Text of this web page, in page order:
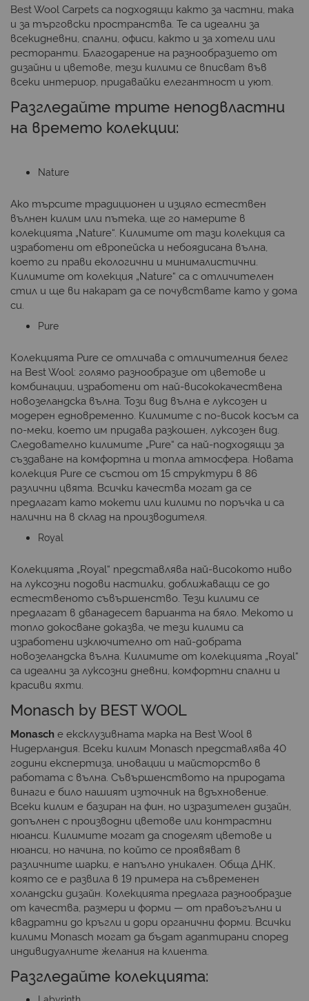
Best Wool Carpetsса подходящи както за частни, така
и за търговски пространства. Те са идеални за
всекидневни, спални, офиси, както и за хотели или
ресторанти. Благодарение на разнообразието от
дизайни и цветове, тези килими се вписват във
всеки интериор, придавайки елегантност и уют.
Разгледайте трите неподвластни
на времето колекции:
Nature
Ако търсите традиционен и изцяло естествен
вълнен килим или пътека, ще го намерите в
колекцията „Nature“. Килимите от тази колекция са
изработени от европейска и небоядисана вълна,
което ги прави екологични и минималистични.
Килимите от колекция „Nature“ са с отличителен
стил и ще ви накарат да се почувствате като у дома
си.
Pure
Колекцията Pure се отличава с отличителния белег
на Best Wool: голямо разнообразие от цветове и
комбинации, изработени от най-висококачествена
новозеландска вълна. Този вид вълна е луксозен и
модерен едновременно. Килимите с по-висок косъм са
по-меки, което им придава разкошен, луксозен вид.
Следователно килимите „Pure“ са най-подходящи за
създаване на комфортна и топла атмосфера. Новата
колекция Pure се състои от 15 структури в 86
различни цвята. Всички качества могат да се
предлагат като мокети или килими по поръчка и са
налични на в склад на производителя.
Royal
Колекцията „Royal“ представлява най-високото ниво
на луксозни подови настилки, доближаващи се до
естественото съвършенство. Тези килими се
предлагат в дванадесет варианта на бяло. Мекото и
топло докосване доказва, че тези килими са
изработени изключително от най-добрата
новозеландска вълна. Килимите от колекцията „Royal“
са идеални за луксозни дневни, комфортни спални и
красиви яхти.
Monasch by BEST WOOL
Monaschе ексклузивната марка на Best Wool в
Нидерландия. Всеки килим Monasch представлява 40
години експертиза, иновации и майсторство в
работата с вълна. Съвършенството на природата
винаги е било нашият източник на вдъхновение.
Всеки килим е базиран на фин, но изразителен дизайн,
допълнен с производни цветове или контрастни
нюанси. Килимите могат да споделят цветове и
нюанси, но начина, по който се проявяват в
различните шарки, е напълно уникален. Обща ДНК,
която се е развила в 19 примера на съвременен
холандски дизайн. Колекцията предлага разнообразие
от качества, размери и форми — от правоъгълни и
квадратни до кръгли и дори органични форми. Всички
килими Monasch могат да бъдат адаптирани според
индивидуалните желания на клиента.
Разгледайте колекцията: